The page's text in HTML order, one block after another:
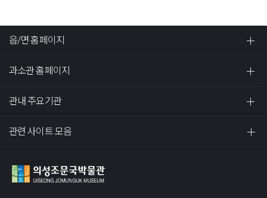
읍/면 홈페이지
과소관 홈페이지
관내 주요기관
관련 사이트 모음